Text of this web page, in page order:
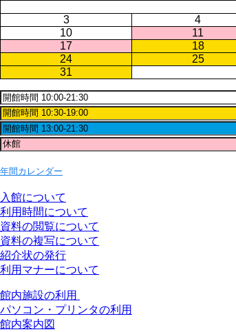
3
4
10
11
17
18
24
25
31
年間カレンダー
入館について
利用時間について
資料の閲覧について
資料の複写について
紹介状の発行
利用マナーについて
館内施設の利用
パソコン・プリンタの利用
館内案内図